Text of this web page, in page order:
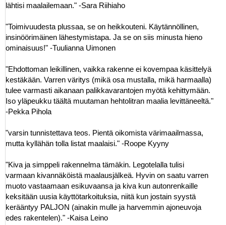
lähtisi maalailemaan." -Sara Riihiaho
"Toimivuudesta plussaa, se on heikkouteni. Käytännöllinen,
insinöörimäinen lähestymistapa. Ja se on siis minusta hieno
ominaisuus!" -Tuulianna Uimonen
"Ehdottoman leikillinen, vaikka rakenne ei kovempaa käsittelyä
kestäkään. Varren väritys (mikä osa mustalla, mikä harmaalla)
tulee varmasti aikanaan palikkavarantojen myötä kehittymään.
Iso yläpeukku täältä muutaman hehtolitran maalia levittäneeltä."
-Pekka Pihola
"varsin tunnistettava teos. Pientä oikomista värimaailmassa,
mutta kyllähän tolla listat maalaisi." -Roope Kyyny
"Kiva ja simppeli rakennelma tämäkin. Legotelalla tulisi
varmaan kivannäköistä maalausjälkeä. Hyvin on saatu varren
muoto vastaamaan esikuvaansa ja kiva kun autonrenkaille
keksitään uusia käyttötarkoituksia, niitä kun jostain syystä
kerääntyy PALJON (ainakin mulle ja harvemmin ajoneuvoja
edes rakentelen)." -Kaisa Leino